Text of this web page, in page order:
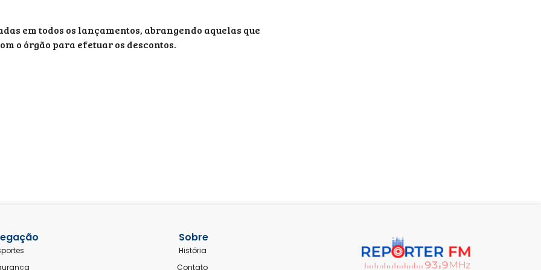
em todos os lançamentos, abrangendo aquelas que
o órgão para efetuar os descontos.
Sobre
História
Contato